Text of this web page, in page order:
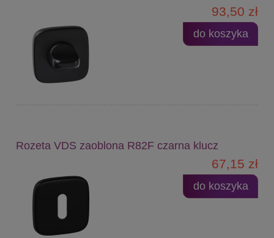
93,50 zł
do koszyka
Rozeta VDS zaoblona R82F czarna klucz
67,15 zł
do koszyka